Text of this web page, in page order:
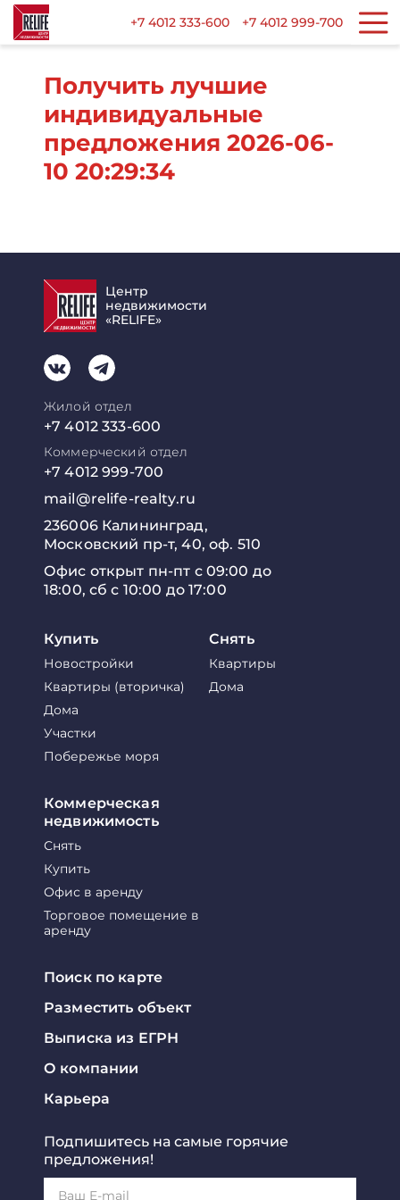
+7 4012 333-600 +7 4012 999-700
Получить лучшие
индивидуальные
предложения 2026-06-
10 20:29:34
Центр
недвижимости
«RELIFE»
Жилой отдел
+7 4012 333-600
Коммерческий отдел
+7 4012 999-700
mail@relife-realty.ru
236006 Калининград,
Московский пр-т, 40, оф. 510
Офис открыт пн-пт с 09:00 до
18:00, сб с 10:00 до 17:00
Купить
Новостройки
Квартиры (вторичка)
Дома
Участки
Побережье моря
Снять
Квартиры
Дома
Коммерческая
недвижимость
Снять
Купить
Офис в аренду
Торговое помещение в
аренду
Поиск по карте
Разместить объект
Выписка из ЕГРН
О компании
Карьера
Подпишитесь на самые горячие
предложения!